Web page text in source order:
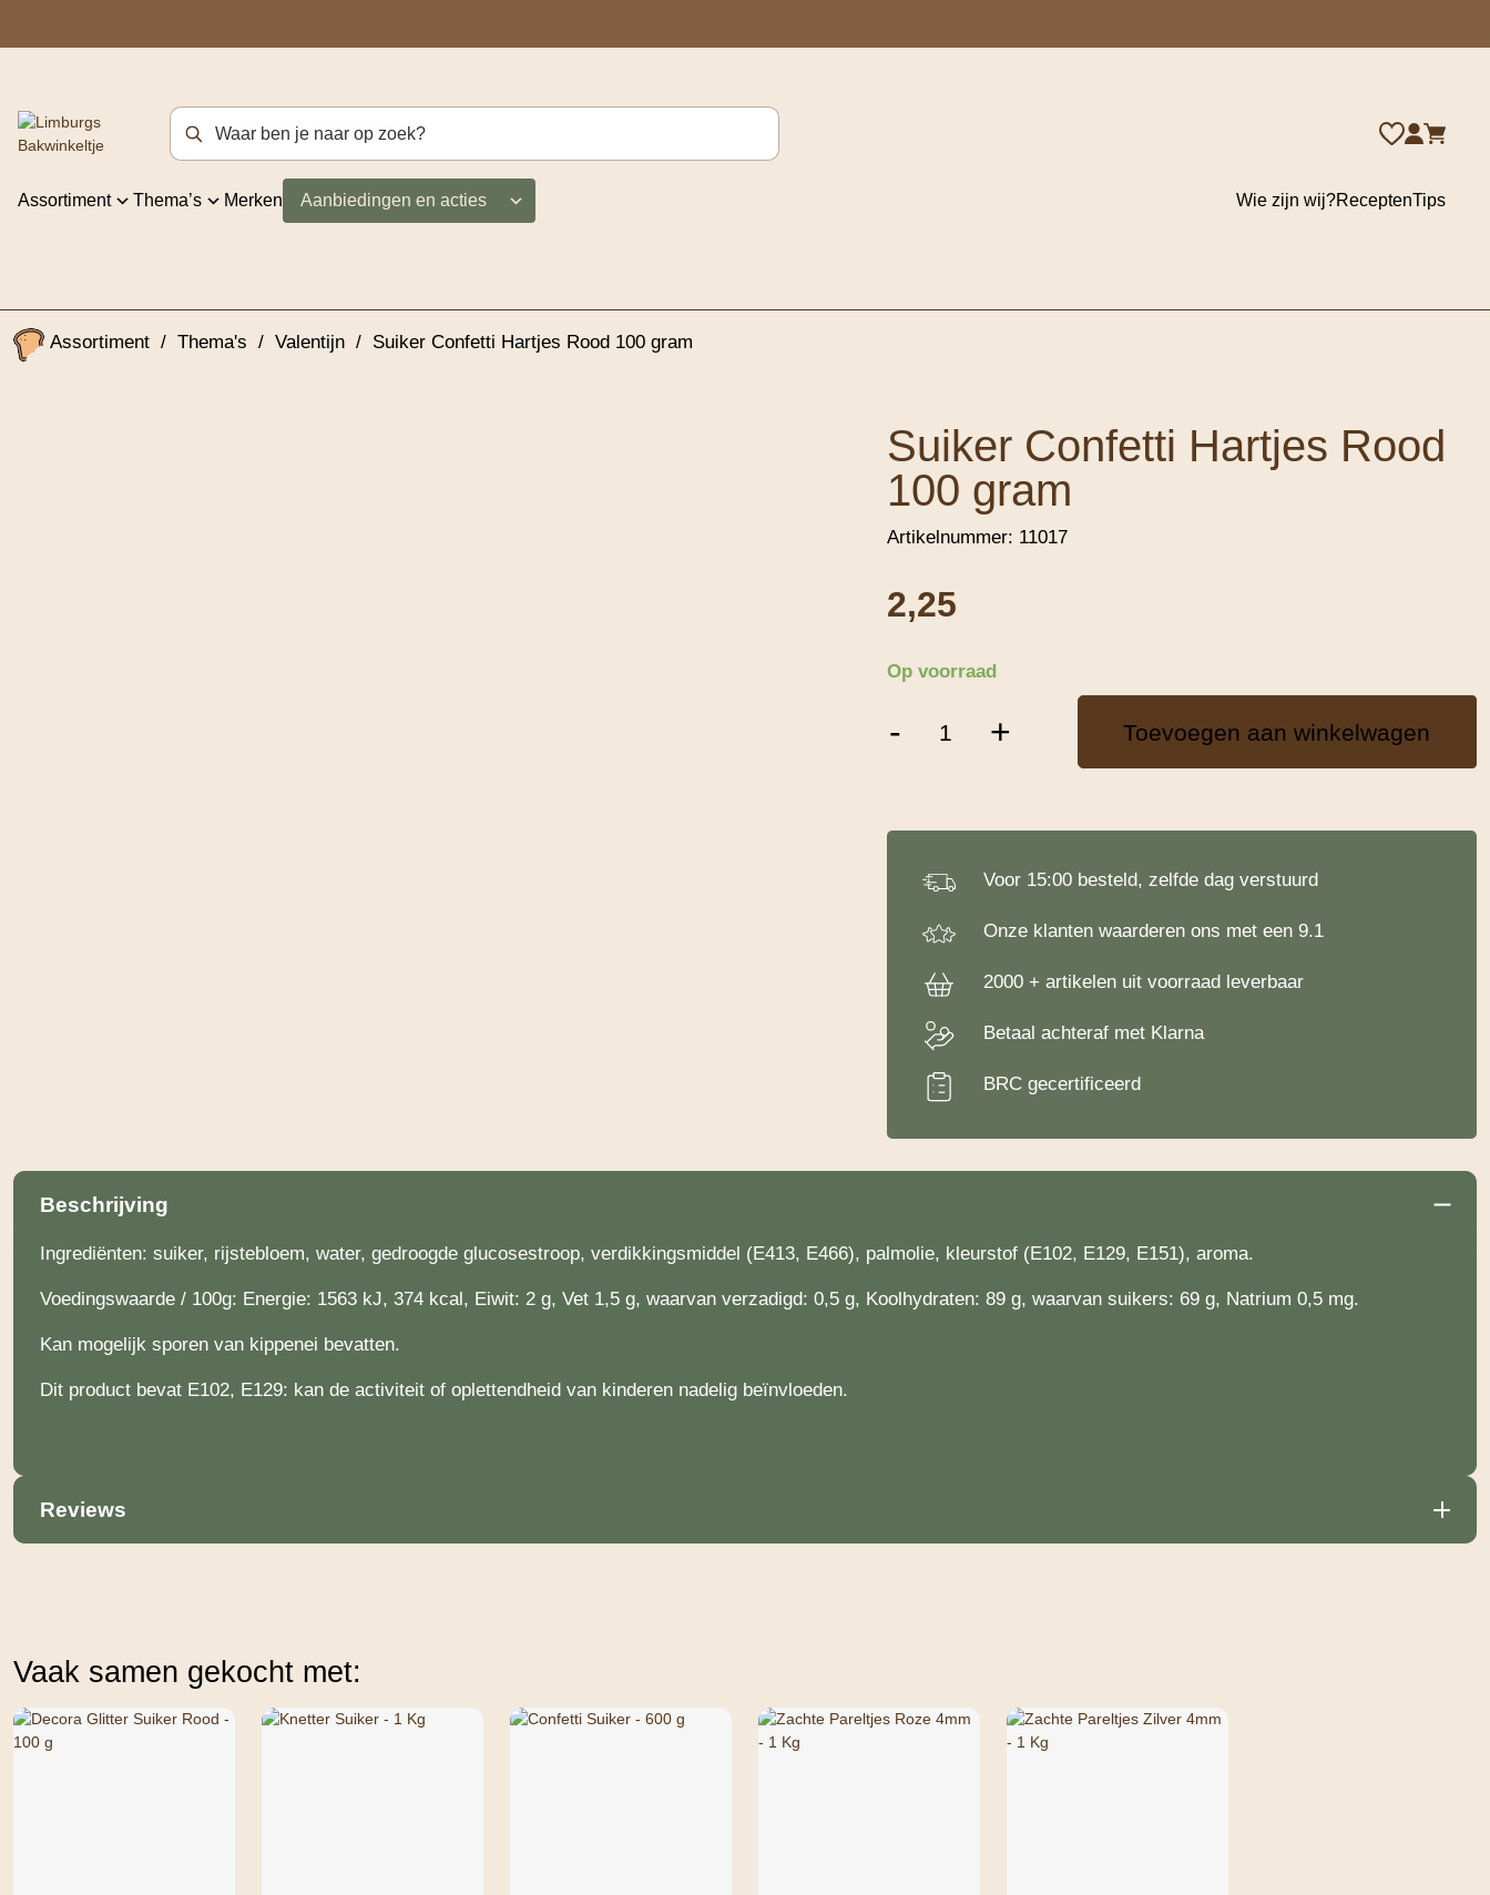
Zoekterm
Assortiment Thema’s Merken Aanbiedingen en acties Wie zijn wij?ReceptenTips
Assortiment / Thema's / Valentijn / Suiker Confetti Hartjes Rood 100 gram
Suiker Confetti Hartjes Rood
100 gram
Artikelnummer: 11017
2,25
Op voorraad
-
Confetti
+ Toevoegen aan winkelwagen
Voor 15:00 besteld, zelfde dag verstuurd
Onze klanten waarderen ons met een 9.1
2000 + artikelen uit voorraad leverbaar
Betaal achteraf met Klarna
BRC gecertificeerd
Beschrijving
Ingrediënten: suiker, rijstebloem, water, gedroogde glucosestroop, verdikkingsmiddel (E413, E466), palmolie, kleurstof (E102, E129, E151), aroma.
Voedingswaarde / 100g: Energie: 1563 kJ, 374 kcal, Eiwit: 2 g, Vet 1,5 g, waarvan verzadigd: 0,5 g, Koolhydraten: 89 g, waarvan suikers: 69 g, Natrium 0,5 mg.
Kan mogelijk sporen van kippenei bevatten.
Dit product bevat E102, E129: kan de activiteit of oplettendheid van kinderen nadelig beïnvloeden.
Reviews
Vaak samen gekocht met: